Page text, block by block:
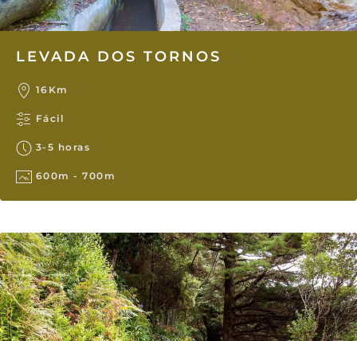
LEVADA DOS TORNOS
16Km
Fácil
3-5 horas
600m - 700m